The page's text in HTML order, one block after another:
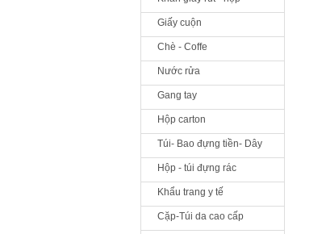
Giấy cuộn
Chè - Coffe
Nước rửa
Gang tay
Hộp carton
Túi- Bao đựng tiền- Dây
Hộp - túi đựng rác
Khẩu trang y tế
Cặp-Túi da cao cấp